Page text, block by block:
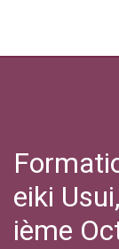
content
Eiki
Ième